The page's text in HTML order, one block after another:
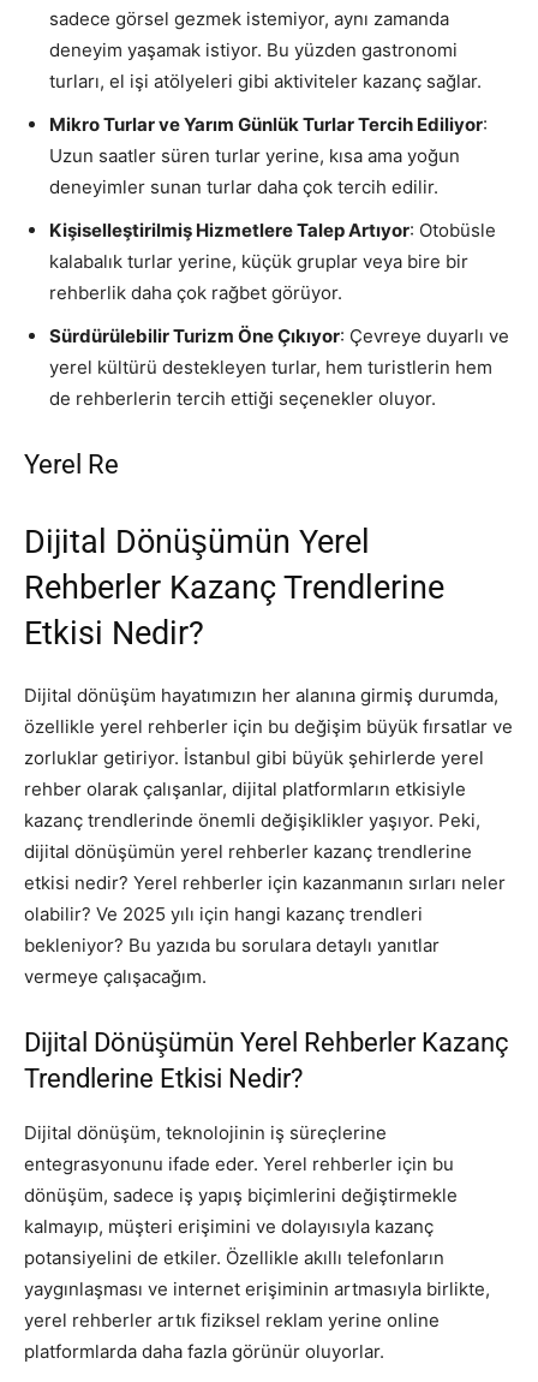
sadece görsel gezmek istemiyor, aynı zamanda
deneyim yaşamak istiyor. Bu yüzden gastronomi
turları, el işi atölyeleri gibi aktiviteler kazanç sağlar.
Mikro Turlar ve Yarım Günlük Turlar Tercih Ediliyor:
Uzun saatler süren turlar yerine, kısa ama yoğun
deneyimler sunan turlar daha çok tercih edilir.
Kişiselleştirilmiş Hizmetlere Talep Artıyor: Otobüsle
kalabalık turlar yerine, küçük gruplar veya bire bir
rehberlik daha çok rağbet görüyor.
Sürdürülebilir Turizm Öne Çıkıyor: Çevreye duyarlı ve
yerel kültürü destekleyen turlar, hem turistlerin hem
de rehberlerin tercih ettiği seçenekler oluyor.
Yerel Re
Dijital Dönüşümün Yerel
Rehberler Kazanç Trendlerine
Etkisi Nedir?
Dijital dönüşüm hayatımızın her alanına girmiş durumda,
özellikle yerel rehberler için bu değişim büyük fırsatlar ve
zorluklar getiriyor. İstanbul gibi büyük şehirlerde yerel
rehber olarak çalışanlar, dijital platformların etkisiyle
kazanç trendlerinde önemli değişiklikler yaşıyor. Peki,
dijital dönüşümün yerel rehberler kazanç trendlerine
etkisi nedir? Yerel rehberler için kazanmanın sırları neler
olabilir? Ve 2025 yılı için hangi kazanç trendleri
bekleniyor? Bu yazıda bu sorulara detaylı yanıtlar
vermeye çalışacağım.
Dijital Dönüşümün Yerel Rehberler Kazanç
Trendlerine Etkisi Nedir?
Dijital dönüşüm, teknolojinin iş süreçlerine
entegrasyonunu ifade eder. Yerel rehberler için bu
dönüşüm, sadece iş yapış biçimlerini değiştirmekle
kalmayıp, müşteri erişimini ve dolayısıyla kazanç
potansiyelini de etkiler. Özellikle akıllı telefonların
yaygınlaşması ve internet erişiminin artmasıyla birlikte,
yerel rehberler artık fiziksel reklam yerine online
platformlarda daha fazla görünür oluyorlar.